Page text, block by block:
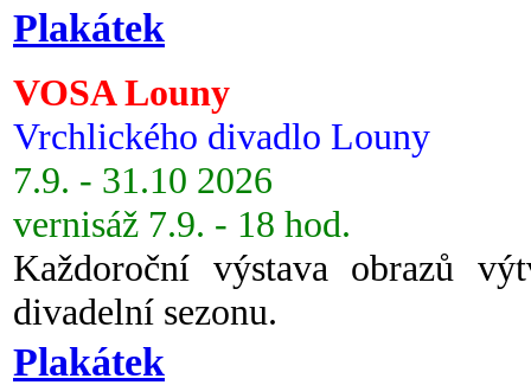
Plakátek
VOSA Louny
Vrchlického divadlo Louny
7.9. - 31.10 2026
vernisáž 7.9. - 18 hod.
Každoroční výstava obrazů
divadelní sezonu.
Plakátek